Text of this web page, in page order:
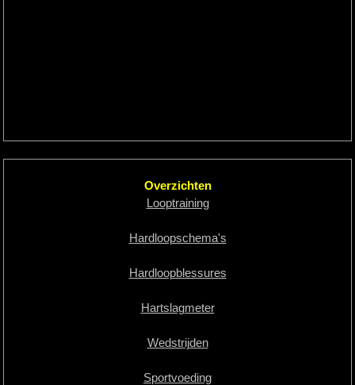
Overzichten
Looptraining
Hardloopschema's
Hardloopblessures
Hartslagmeter
Wedstrijden
Sportvoeding